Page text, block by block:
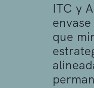
ITC y
que